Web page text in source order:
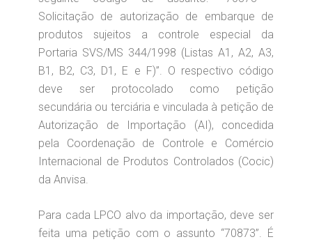
Solicitação de autorização de embarque de
produtos sujeitos a controle especial da
Portaria SVS/MS 344/1998 (Listas A1, A2, A3,
B1, B2, C3, D1, E e F)”. O respectivo código
deve ser protocolado como petição
secundária ou terciária e vinculada à petição de
Autorização de Importação (AI), concedida
pela Coordenação de Controle e Comércio
Internacional de Produtos Controlados (Cocic)
da Anvisa.
Para cada LPCO alvo da importação, deve ser
feita uma petição com o assunto “70873”. É